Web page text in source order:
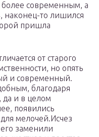
более современным, а
наконец-то лишился
пришла
от старого
но опять
и современный.
благодаря
и в целом
появились
мелочей.Исчез
заменили